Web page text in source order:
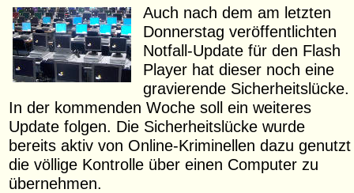
Auch nach dem am letzten
Donnerstag veröffentlichten
Notfall-Update für den Flash
Player hat dieser noch eine
gravierende Sicherheitslücke.
In der kommenden Woche soll ein weiteres
Update folgen. Die Sicherheitslücke wurde
bereits aktiv von Online-Kriminellen dazu genutzt
die völlige Kontrolle über einen Computer zu
übernehmen.